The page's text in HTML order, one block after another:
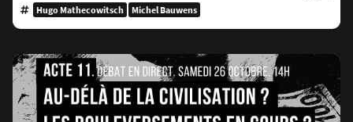
Hugo Mathecowitsch Michel Bauwens